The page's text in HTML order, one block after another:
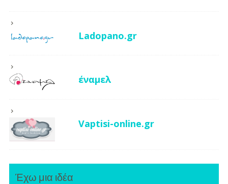
Ladopano.gr
έναμελ
Vaptisi-online.gr
Έχω μια ιδέα